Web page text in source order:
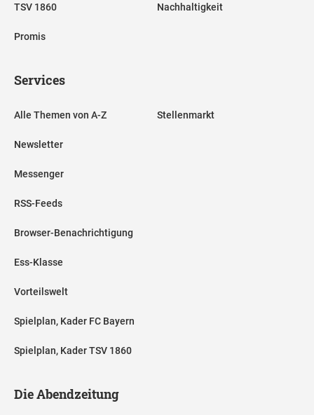
TSV 1860
Promis
Nachhaltigkeit
Services
Alle Themen von A-Z
Newsletter
Messenger
RSS-Feeds
Browser-Benachrichtigung
Ess-Klasse
Vorteilswelt
Spielplan, Kader FC Bayern
Spielplan, Kader TSV 1860
Stellenmarkt
Die Abendzeitung